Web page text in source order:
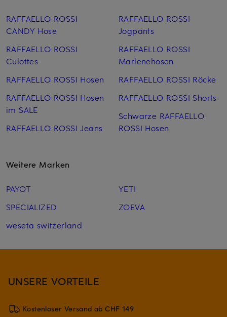
RAFFAELLO ROSSI
CANDY Hose
RAFFAELLO ROSSI
Culottes
RAFFAELLO ROSSI Hosen
RAFFAELLO ROSSI Hosen
im SALE
RAFFAELLO ROSSI Jeans
RAFFAELLO ROSSI
Jogpants
RAFFAELLO ROSSI
Marlenehosen
RAFFAELLO ROSSI Röcke
RAFFAELLO ROSSI Shorts
Schwarze RAFFAELLO
ROSSI Hosen
Weitere Marken
PAYOT
SPECIALIZED
weseta switzerland
YETI
ZOEVA
UNSERE VORTEILE
Kostenloser Versand ab CHF 149